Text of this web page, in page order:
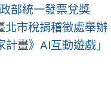
部統一發票兌獎
北市稅捐稽徵處舉辦
畫》AI互動遊戲」